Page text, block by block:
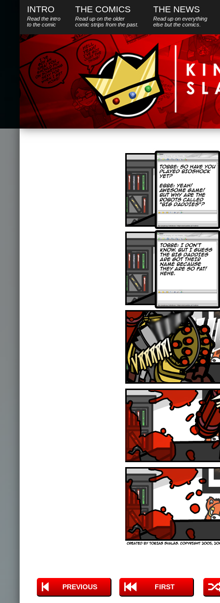
INTRO
Read the intro
to the comic
THE COMICS
Read up on the older
comic strips from the past.
THE NEWS
Read up on everything
else butthe comics.
PREVIOUS FIRST